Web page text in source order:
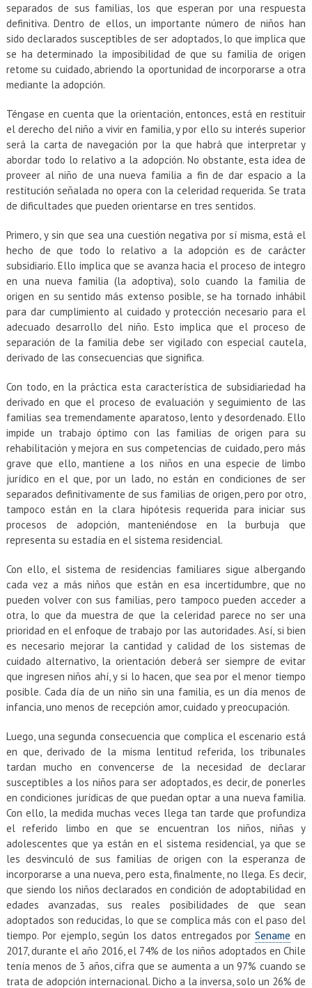
separados de sus familias, los que esperan por una respuesta
definitiva. Dentro de ellos, un importante número de niños han
sido declarados susceptibles de ser adoptados, lo que implica que
se ha determinado la imposibilidad de que su familia de origen
retome su cuidado, abriendo la oportunidad de incorporarse a otra
mediante la adopción.
Téngase en cuenta que la orientación, entonces, está en restituir
el derecho del niño a vivir en familia, y por ello su interés superior
será la carta de navegación por la que habrá que interpretar y
abordar todo lo relativo a la adopción. No obstante, esta idea de
proveer al niño de una nueva familia a fin de dar espacio a la
restitución señalada no opera con la celeridad requerida. Se trata
de dificultades que pueden orientarse en tres sentidos.
Primero, y sin que sea una cuestión negativa por sí misma, está el
hecho de que todo lo relativo a la adopción es de carácter
subsidiario. Ello implica que se avanza hacia el proceso de integro
en una nueva familia (la adoptiva), solo cuando la familia de
origen en su sentido más extenso posible, se ha tornado inhábil
para dar cumplimiento al cuidado y protección necesario para el
adecuado desarrollo del niño. Esto implica que el proceso de
separación de la familia debe ser vigilado con especial cautela,
derivado de las consecuencias que significa.
Con todo, en la práctica esta característica de subsidiariedad ha
derivado en que el proceso de evaluación y seguimiento de las
familias sea tremendamente aparatoso, lento y desordenado. Ello
impide un trabajo óptimo con las familias de origen para su
rehabilitación y mejora en sus competencias de cuidado, pero más
grave que ello, mantiene a los niños en una especie de limbo
jurídico en el que, por un lado, no están en condiciones de ser
separados definitivamente de sus familias de origen, pero por otro,
tampoco están en la clara hipótesis requerida para iniciar sus
procesos de adopción, manteniéndose en la burbuja que
representa su estadía en el sistema residencial.
Con ello, el sistema de residencias familiares sigue albergando
cada vez a más niños que están en esa incertidumbre, que no
pueden volver con sus familias, pero tampoco pueden acceder a
otra, lo que da muestra de que la celeridad parece no ser una
prioridad en el enfoque de trabajo por las autoridades. Así, si bien
es necesario mejorar la cantidad y calidad de los sistemas de
cuidado alternativo, la orientación deberá ser siempre de evitar
que ingresen niños ahí, y si lo hacen, que sea por el menor tiempo
posible. Cada día de un niño sin una familia, es un día menos de
infancia, uno menos de recepción amor, cuidado y preocupación.
Luego, una segunda consecuencia que complica el escenario está
en que, derivado de la misma lentitud referida, los tribunales
tardan mucho en convencerse de la necesidad de declarar
susceptibles a los niños para ser adoptados, es decir, de ponerles
en condiciones jurídicas de que puedan optar a una nueva familia.
Con ello, la medida muchas veces llega tan tarde que profundiza
el referido limbo en que se encuentran los niños, niñas y
adolescentes que ya están en el sistema residencial, ya que se
les desvinculó de sus familias de origen con la esperanza de
incorporarse a una nueva, pero esta, finalmente, no llega. Es decir,
que siendo los niños declarados en condición de adoptabilidad en
edades avanzadas, sus reales posibilidades de que sean
adoptados son reducidas, lo que se complica más con el paso del
tiempo. Por ejemplo, según los datos entregados porSename en
2017, durante el año 2016, el 74% de los niños adoptados en Chile
tenía menos de 3 años, cifra que se aumenta a un 97% cuando se
trata de adopción internacional. Dicho a la inversa, solo un 26% de